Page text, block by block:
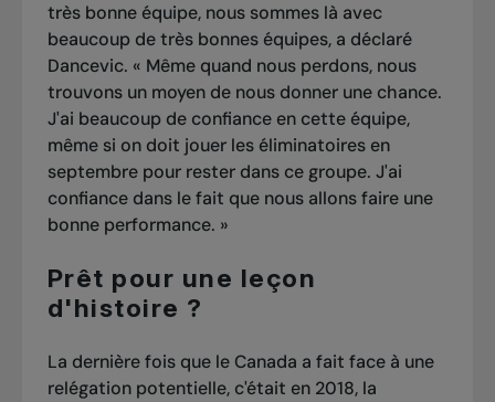
très bonne équipe, nous sommes là avec
beaucoup de très bonnes équipes, a déclaré
Dancevic. « Même quand nous perdons, nous
trouvons un moyen de nous donner une chance.
J'ai beaucoup de confiance en cette équipe,
même si on doit jouer les éliminatoires en
septembre pour rester dans ce groupe. J'ai
confiance dans le fait que nous allons faire une
bonne performance. »
Prêt pour une leçon
d'histoire ?
La dernière fois que le Canada a fait face à une
relégation potentielle, c'était en 2018, la